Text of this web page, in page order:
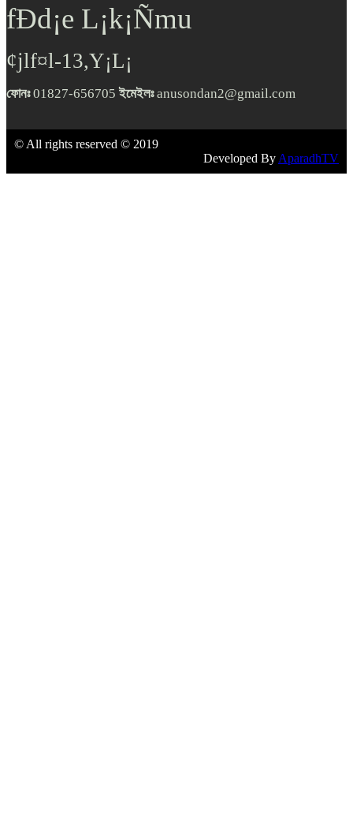
fÐd¡e L¡k¡Ñmu
¢jlf¤l-13,Y¡L¡
ফোনঃ01827-656705ইমেইলঃanusondan2@gmail.com
© All rights reserved © 2019
Developed By AparadhTV